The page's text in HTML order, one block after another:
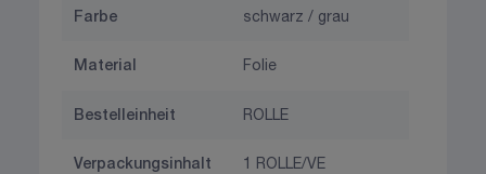
Farbe schwarz / grau
Material Folie
Bestelleinheit ROLLE
Verpackungsinhalt 1 ROLLE/VE